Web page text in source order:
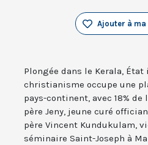
Ajouter à
Plongée dans le Kerala, État
christianisme occupe une
pays-continent, avec 18%
père Jeny, jeune curé
père Vincent Kundukulam,
séminaire Saint-Joseph à